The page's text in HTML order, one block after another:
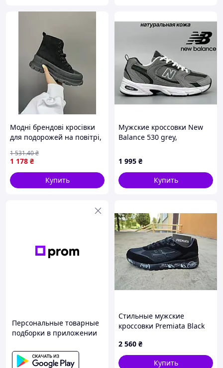
Модні брендові кросівки
для подорожей на повітрі,
1 178 ₴
1 531.40₴
Купить
Мужские кроссовки New
Balance 530 grey,
серые 42 (27,0 см)
1 995 ₴
Купить
Персональные товарные
подборки в приложении
Стильные мужские
кроссовки Premiata Black
см)
2 560 ₴
Купить